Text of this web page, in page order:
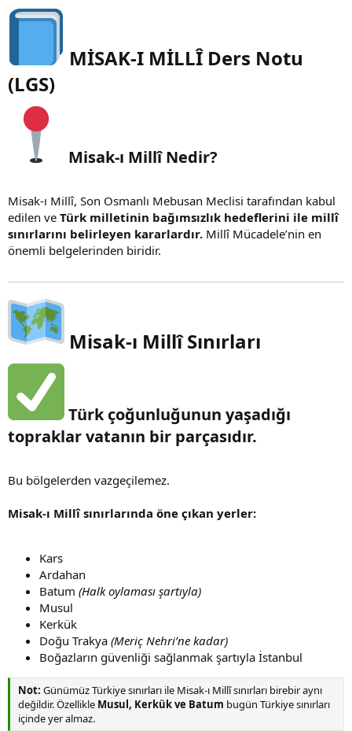
MİSAK-I MİLLÎ Ders Notu
(LGS)
Misak-ı Millî Nedir?
Misak-ı Millî, Son Osmanlı Mebusan Meclisi tarafından kabul
edilen ve Türk milletinin bağımsızlık hedeflerini ile millî
sınırlarını belirleyen kararlardır. Millî Mücadele’nin en
önemli belgelerinden biridir.
Misak-ı Millî Sınırları
Türk çoğunluğunun yaşadığı
topraklar vatanın bir parçasıdır.
Bu bölgelerden vazgeçilemez.
Misak-ı Millî sınırlarında öne çıkan yerler:
Kars
Ardahan
Batum (Halk oylaması şartıyla)
Musul
Kerkük
Doğu Trakya (Meriç Nehri’ne kadar)
Boğazların güvenliği sağlanmak şartıyla İstanbul
Not: Günümüz Türkiye sınırları ile Misak-ı Millî sınırları birebir aynı
değildir. Özellikle Musul, Kerkük ve Batum bugün Türkiye sınırları
içinde yer almaz.